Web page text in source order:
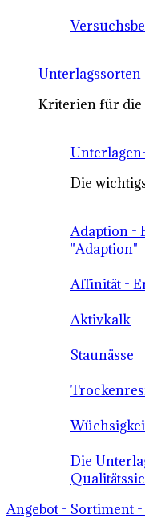
Unterlagssorten
Kriterien für die
Die
Adaption -
"Adaption"
Affinität -
Aktivkalk
Staunässe
Die
Angebot - Sortiment